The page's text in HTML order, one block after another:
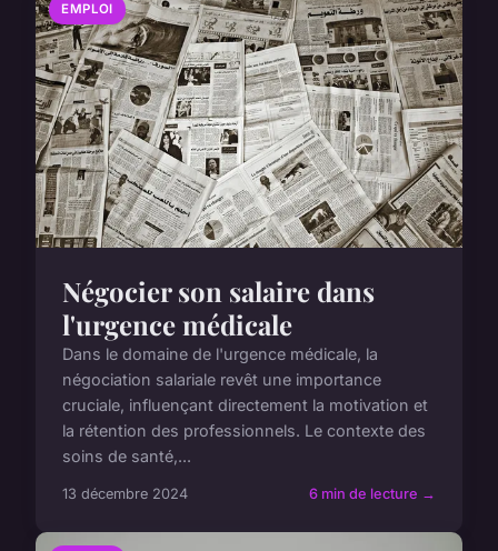
EMPLOI
Négocier son salaire dans
l'urgence médicale
Dans le domaine de l'urgence médicale, la
négociation salariale revêt une importance
cruciale, influençant directement la motivation et
la rétention des professionnels. Le contexte des
soins de santé,...
13 décembre 2024 6 min de lecture →